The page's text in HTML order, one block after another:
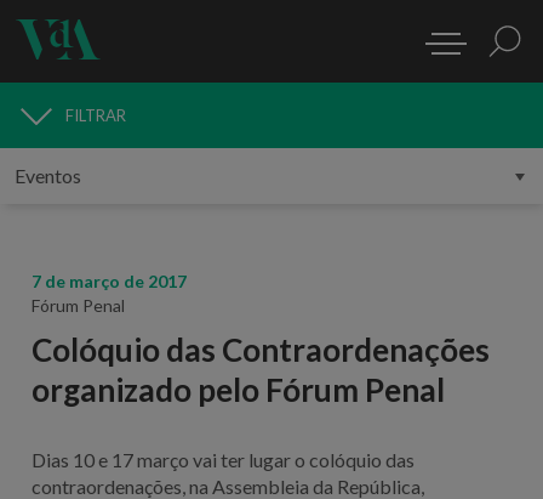
MEDIA
FILTRAR
7 de março de 2017
Fórum Penal
Colóquio das Contraordenações
organizado pelo Fórum Penal
Dias 10 e 17 março vai ter lugar o colóquio das
contraordenações, na Assembleia da República,